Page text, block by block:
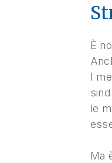
È
I
le
Ma